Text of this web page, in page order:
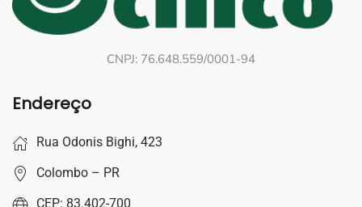
CNPJ: 76.648.559/0001-94
Endereço
Rua Odonis Bighi, 423
Colombo – PR
CEP: 83.402-700